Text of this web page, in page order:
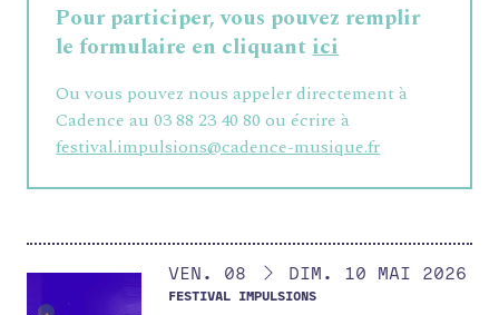
Pour participer, vous pouvez remplir
le formulaire en cliquantici
Ou vous pouvez nous appeler directement à
Cadence au 03 88 23 40 80 ou écrire à
festival.impulsions@cadence-musique.fr
DU
VENDREDI
VEN. 08 AU
DIMANCHE
DIM. 10 MAI
MAI 2026
FESTIVAL IMPULSIONS
FORMATIONS
ATELIERS
RENCONTRES
RESSOURCES
QUI SOMMES-NOUS ?